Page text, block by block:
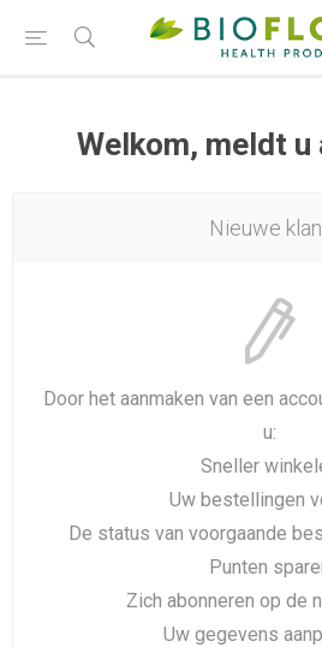
Welkom, meldt u
Nieuwe
Door het aanmaken van een
u:
Sneller
Uw bestellingen
De status van voorgaande
Punten
Zich abonneren op de
Uw gegevens